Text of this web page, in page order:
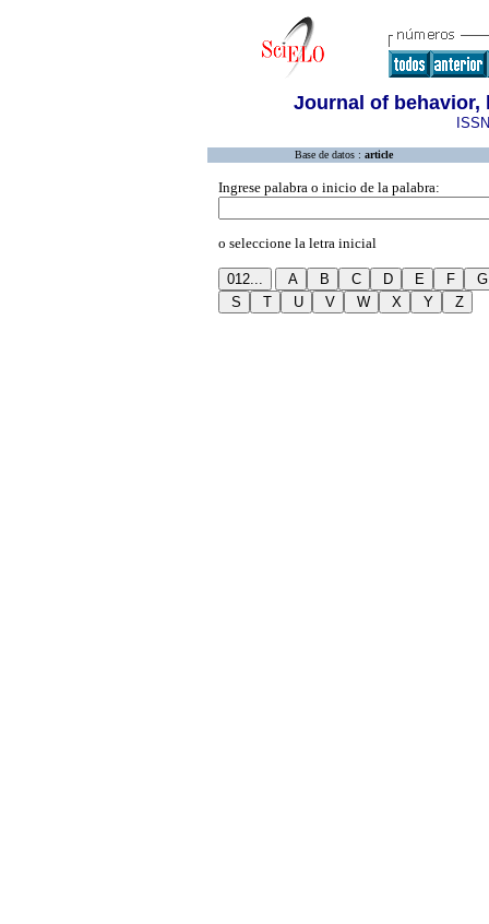
Journal of behavior,
Base de datos : article
Ingrese palabra o inicio de la palabra:
o seleccione la letra inicial